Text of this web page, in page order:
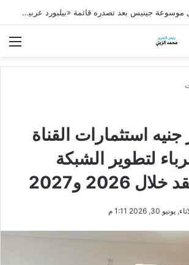
عمرو دياب يدخل موسوعة جينيس بعد تصدره قائمة «بيلبورد عربية» لـ68 أسبوعًا
جنيه استثمارات القناة
لتطوير الشبكة
و2027
يونيو 30, 2026 1:11 م